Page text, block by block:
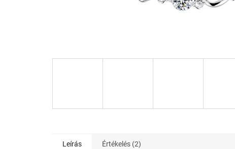
Leírás Értékelés (2)